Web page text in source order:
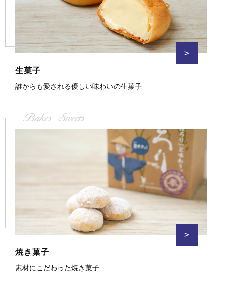
>
生菓子
誰からも愛される優しい味わいの生菓子
Bakes Sweets
>
焼き菓子
素材にこだわった焼き菓子